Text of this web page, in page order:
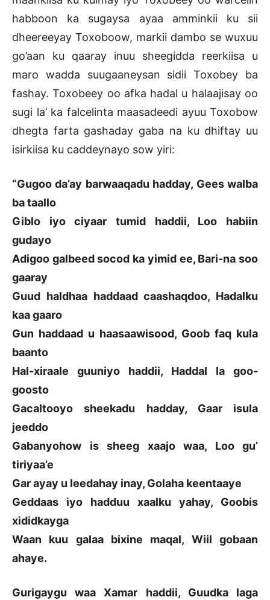
habboon ka sugaysa ayaa amminkii ku sii
dheereeyay Toxoboow, markii dambo se wuxuu
go’aan ku qaaray inuu sheegidda reerkiisa u
maro wadda suugaaneysan sidii Toxobey ba
fashay. Toxobeey oo afka hadal u halaajisay oo
sugi la’ ka falcelinta maasadeedi ayuu Toxobow
dhegta farta gashaday gaba na ku dhiftay uu
isirkiisa ku caddeynayo sow yiri:
“Gugoo da’ay barwaaqadu hadday, Gees walba
ba taallo
Giblo iyo ciyaar tumid haddii, Loo habiin
gudayo
Adigoo galbeed socod ka yimid ee, Bari-na soo
gaaray
Guud haldhaa haddaad caashaqdoo, Hadalku
kaa gaaro
Gun haddaad u haasaawisood, Goob faq kula
baanto
Hal-xiraale guuniyo haddii, Haddal la goo-
goosto
Gacaltooyo sheekadu hadday, Gaar isula
jeeddo
Gabanyohow is sheeg xaajo waa, Loo gu’
tiriyaa’e
Gar ayay u leedahay inay, Golaha keentaaye
Geddaas iyo hadduu xaalku yahay, Goobis
xididkayga
Waan kuu galaa bixine maqal, Wiil gobaan
ahaye.
Gurigaygu waa Xamar haddii, Guudka laga